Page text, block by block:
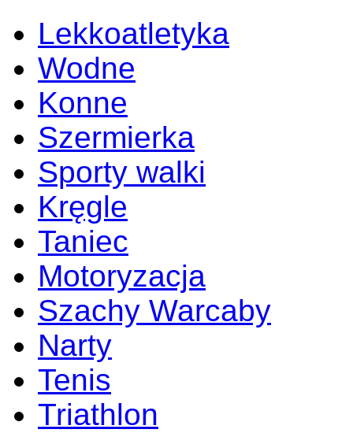
Lekkoatletyka
Wodne
Konne
Szermierka
Sporty walki
Kręgle
Taniec
Motoryzacja
Szachy Warcaby
Narty
Tenis
Triathlon